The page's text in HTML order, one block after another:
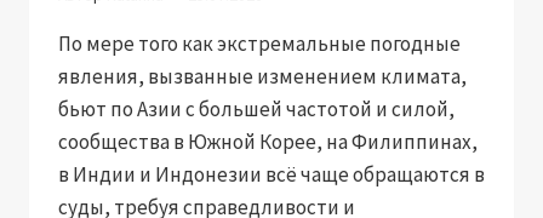
По мере того как экстремальные погодные
явления, вызванные изменением климата,
бьют по Азии с большей частотой и силой,
сообщества в Южной Корее, на Филиппинах,
в Индии и Индонезии всё чаще обращаются в
суды, требуя справедливости и